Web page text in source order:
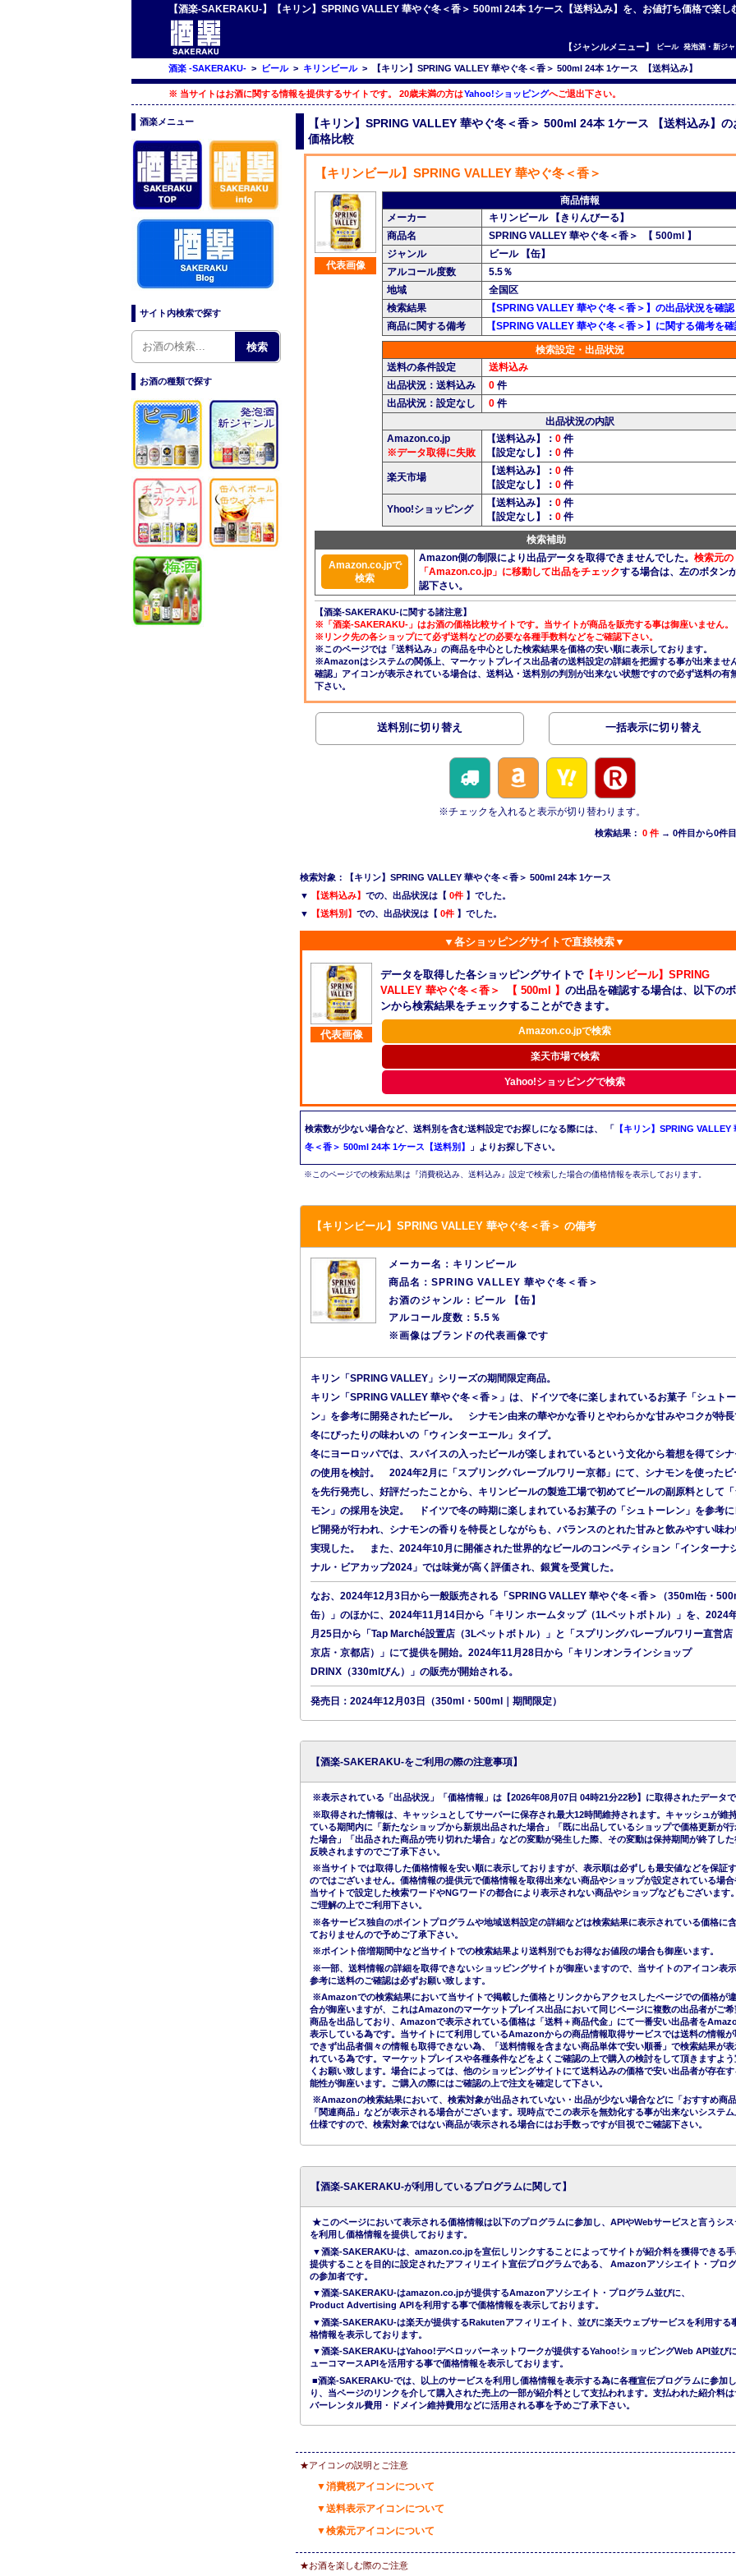
【酒楽-SAKERAKU-】【キリン】SPRING VALLEY 華やぐ冬＜香＞ 500ml 24本 1ケース【送料込み】を、お値打ち価格で楽し
【ジャンルメニュー】 ビール 発泡酒・新ジ
酒楽 -SAKERAKU- > ビール > キリンビール > 【キリン】SPRING VALLEY 華やぐ冬＜香＞ 500ml 24本 1ケース 【送料込み】
※ 当サイトはお酒に関する情報を提供するサイトです。 20歳未満の方はYahoo!ショッピングへご退出下さい。
酒楽メニュー
サイト内検索で探す
検索
お酒の種類で探す
【キリン】SPRING VALLEY 華やぐ冬＜香＞ 500ml 24本 1ケース 【送料込み】の
価格比較
【キリンビール】SPRING VALLEY 華やぐ冬＜香＞
代表画像
商品情報
メーカー
キリンビール 【きりんびーる】
商品名
SPRING VALLEY 華やぐ冬＜香＞ 【 500ml 】
ジャンル
ビール 【缶】
アルコール度数
5.5％
地域
全国区
検索結果
【SPRING VALLEY 華やぐ冬＜香＞】の出品状況を確認
商品に関する備考
【SPRING VALLEY 華やぐ冬＜香＞】に関する備考を
検索設定・出品状況
送料の条件設定
送料込み
出品状況：送料込み
0 件
出品状況：設定なし
0 件
出品状況の内訳
Amazon.co.jp
※データ取得に失敗
【送料込み】： 0 件
【設定なし】： 0 件
楽天市場
【送料込み】： 0 件
【設定なし】： 0 件
Yhoo!ショッピング
【送料込み】： 0 件
【設定なし】： 0 件
検索補助
Amazon.co.jpで
検索
Amazon側の制限により出品データを取得できませんでした。 検索元の
「Amazon.co.jp」に移動して出品をチェックする場合は、左のボタン
認下さい。
【酒楽-SAKERAKU-に関する諸注意】
※「酒楽-SAKERAKU-」はお酒の価格比較サイトです。当サイトが商品を販売する事は御座いません。
※リンク先の各ショップにて必ず送料などの必要な各種手数料などをご確認下さい。
※このページでは「送料込み」の商品を中心とした検索結果を価格の安い順に表示しております。
※Amazonはシステムの関係上、マーケットプレイス出品者の送料設定の詳細を把握する事が出来ませ
確認」アイコンが表示されている場合は、送料込・送料別の判別が出来ない状態ですので必ず送料の有
下さい。
送料別に切り替え 一括表示に切り替え
※チェックを入れると表示が切り替わります。
検索結果： 0 件 → 0件目から0件
検索対象：【キリン】SPRING VALLEY 華やぐ冬＜香＞ 500ml 24本 1ケース
▼
【送料込み】 での、出品状況は【 0件 】でした。
▼
【送料別】 での、出品状況は【 0件 】でした。
▼各ショッピングサイトで直接検索▼
代表画像
データを取得した各ショッピングサイトで【キリンビール】SPRING
VALLEY 華やぐ冬＜香＞ 【 500ml 】 の出品を確認する場合は、以下の
ンから検索結果をチェックすることができます。
Amazon.co.jpで検索
楽天市場で検索
Yahoo!ショッピングで検索
検索数が少ない場合など、送料別を含む送料設定でお探しになる際には、 「 【キリン】SPRING VALLEY
冬＜香＞ 500ml 24本 1ケース【送料別】
」よりお探し下さい。
※このページでの検索結果は『消費税込み、送料込み』設定で検索した場合の価格情報を表示しております。
【キリンビール】SPRING VALLEY 華やぐ冬＜香＞ の備考
メーカー名：キリンビール
商品名：SPRING VALLEY 華やぐ冬＜香＞
お酒のジャンル：ビール 【缶】
アルコール度数：5.5％
※画像はブランドの代表画像です
キリン「SPRING VALLEY」シリーズの期間限定商品。
キリン「SPRING VALLEY 華やぐ冬＜香＞」は、ドイツで冬に楽しまれているお菓子「シュト
ン」を参考に開発されたビール。 シナモン由来の華やかな香りとやわらかな甘みやコクが特長
冬にぴったりの味わいの「ウィンターエール」タイプ。
冬にヨーロッパでは、スパイスの入ったビールが楽しまれているという文化から着想を得てシナ
の使用を検討。 2024年2月に「スプリングバレーブルワリー京都」にて、シナモンを使ったビ
を先行発売し、好評だったことから、キリンビールの製造工場で初めてビールの副原料として「
モン」の採用を決定。 ドイツで冬の時期に楽しまれているお菓子の「シュトーレン」を参考に
ピ開発が行われ、シナモンの香りを特長としながらも、バランスのとれた甘みと飲みやすい味
実現した。 また、2024年10月に開催された世界的なビールのコンペティション「インターナ
ナル・ビアカップ2024」では味覚が高く評価され、銀賞を受賞した。
なお、2024年12月3日から一般販売される「SPRING VALLEY 華やぐ冬＜香＞（350ml缶・
缶）」のほかに、2024年11月14日から「キリン ホームタップ（1Lペットボトル）」を、2024
月25日から「Tap Marché設置店（3Lペットボトル）」と「スプリングバレーブルワリー直営店
京店・京都店）」にて提供を開始。2024年11月28日から「キリンオンラインショップ
DRINX（330mlびん）」の販売が開始される。
発売日：2024年12月03日（350ml・500ml｜期間限定）
【酒楽-SAKERAKU-をご利用の際の注意事項】
※表示されている「出品状況」「価格情報」は【2026年08月07日 04時21分22秒】に取得されたデータで
※取得された情報は、キャッシュとしてサーバーに保存され最大12時間維持されます。キャッシュが維
ている期間内に「新たなショップから新規出品された場合」「既に出品しているショップで価格更新が行
た場合」「出品された商品が売り切れた場合」などの変動が発生した際、その変動は保持期間が終了した
反映されますのでご了承下さい。
※当サイトでは取得した価格情報を安い順に表示しておりますが、表示順は必ずしも最安値などを保証
のではございません。価格情報の提供元で価格情報を取得出来ない商品やショップが設定されている場合
当サイトで設定した検索ワードやNGワードの都合により表示されない商品やショップなどもございます
ご理解の上でご利用下さい。
※各サービス独自のポイントプログラムや地域送料設定の詳細などは検索結果に表示されている価格に
ておりませんので予めご了承下さい。
※ポイント倍増期間中など当サイトでの検索結果より送料別でもお得なお値段の場合も御座います。
※一部、送料情報の詳細を取得できないショッピングサイトが御座いますので、当サイトのアイコン表
参考に送料のご確認は必ずお願い致します。
※Amazonでの検索結果において当サイトで掲載した価格とリンクからアクセスしたページでの価格が
合が御座いますが、これはAmazonのマーケットプレイス出品において同じページに複数の出品者がご希
商品を出品しており、Amazonで表示されている価格は「送料＋商品代金」にて一番安い出品者を
表示している為です。当サイトにて利用しているAmazonからの商品情報取得サービスでは送料の情報が
できず出品者個々の情報も取得できない為、「送料情報を含まない商品単体で安い順番」で検索結果が表
れている為です。マーケットプレイスや各種条件などをよくご確認の上で購入の検討をして頂きますよう
くお願い致します。場合によっては、他のショッピングサイトにて送料込みの価格で安い出品者が存在
能性が御座います。ご購入の際にはご確認の上で注文を確定して下さい。
※Amazonの検索結果において、検索対象が出品されていない・出品が少ない場合などに「おすすめ商品
「関連商品」などが表示される場合がございます。現時点でこの表示を無効化する事が出来ないシステ
仕様ですので、検索対象ではない商品が表示される場合にはお手数っですが目視でご確認下さい。
【酒楽-SAKERAKU-が利用しているプログラムに関して】
★このページにおいて表示される価格情報は以下のプログラムに参加し、APIやWebサービスと言うシス
を利用し価格情報を提供しております。
▼酒楽-SAKERAKU-は、amazon.co.jpを宣伝しリンクすることによってサイトが紹介料を獲得できる
提供することを目的に設定されたアフィリエイト宣伝プログラムである、 Amazonアソシエイト・プロ
の参加者です。
▼酒楽-SAKERAKU-はamazon.co.jpが提供するAmazonアソシエイト・プログラム並びに、
Product Advertising APIを利用する事で価格情報を表示しております。
▼酒楽-SAKERAKU-は楽天が提供するRakutenアフィリエイト、並びに楽天ウェブサービスを利用する
格情報を表示しております。
▼酒楽-SAKERAKU-はYahoo!デベロッパーネットワークが提供するYahoo!ショッピングWeb API並び
ューコマースAPIを活用する事で価格情報を表示しております。
■酒楽-SAKERAKU-では、以上のサービスを利用し価格情報を表示する為に各種宣伝プログラムに参加
り、当ページのリンクを介して購入された売上の一部が紹介料として支払われます。支払われた紹介料は
バーレンタル費用・ドメイン維持費用などに活用される事を予めご了承下さい。
★アイコンの説明とご注意
▼消費税アイコンについて
▼送料表示アイコンについて
▼検索元アイコンについて
★お酒を楽しむ際のご注意